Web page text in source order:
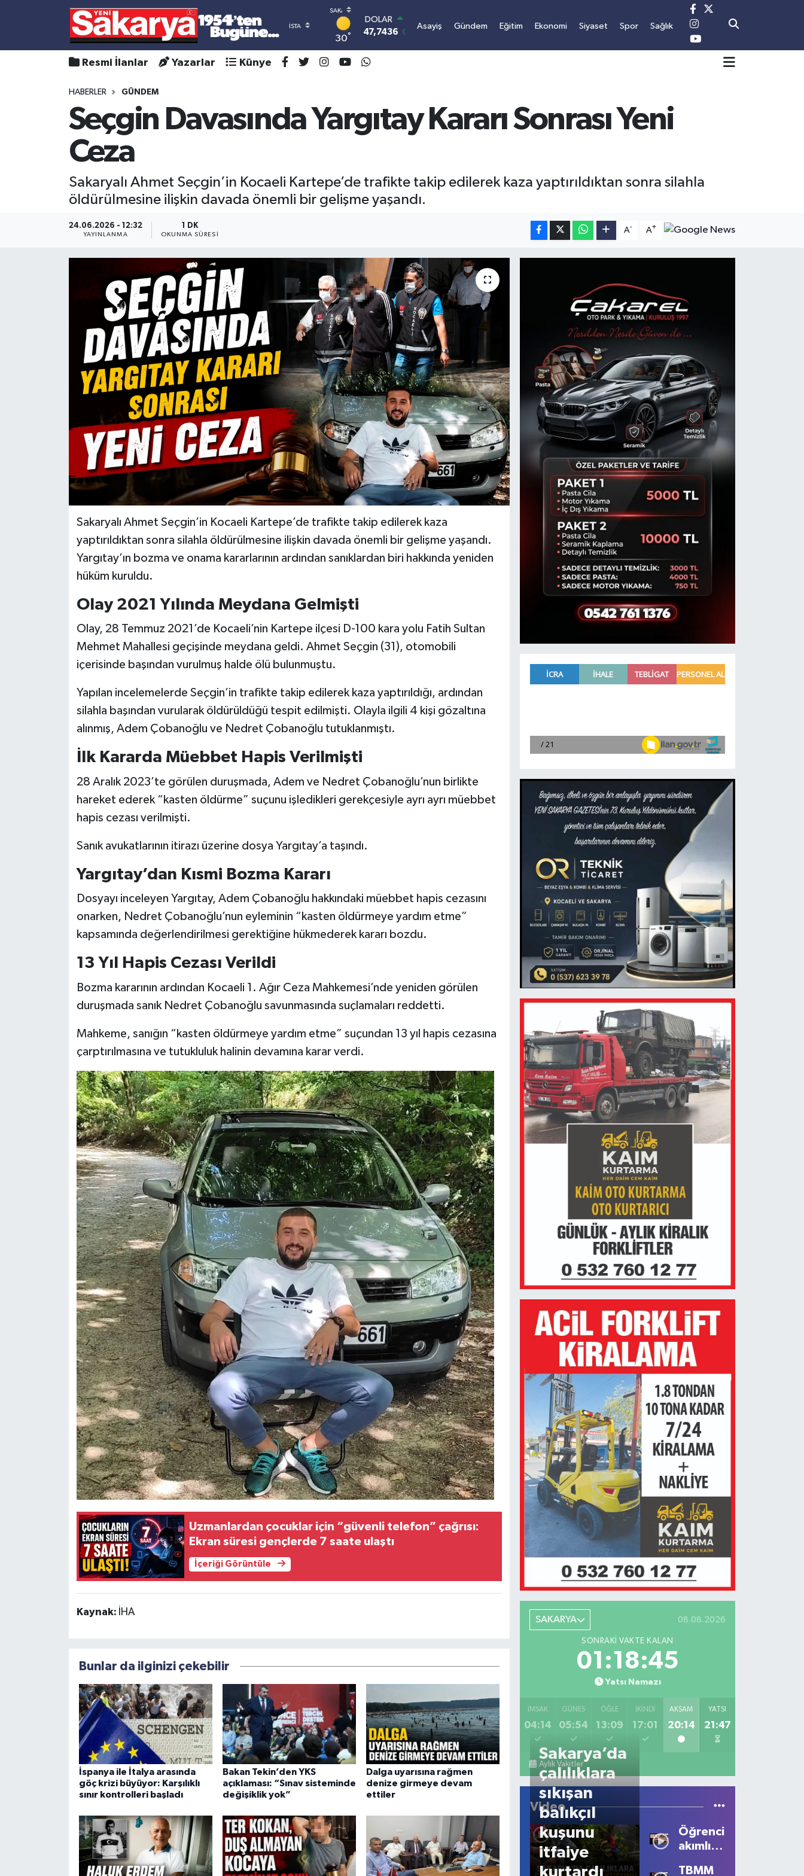
30°
DOLAR
47,7436 0.18
55,2510
6660.55
BİST100
13.779
-14
Asayiş Gündem Eğitim Ekonomi Siyaset Spor Sağlık
Resmi İlanlar Yazarlar Künye
HABERLER GÜNDEM
Seçgin Davasında Yargıtay Kararı Sonrası Yeni
Ceza
Sakaryalı Ahmet Seçgin’in Kocaeli Kartepe’de trafikte takip edilerek kaza yaptırıldıktan sonra silahla
öldürülmesine ilişkin davada önemli bir gelişme yaşandı.
24.06.2026 - 12:32
YAYINLANMA
1 DK
OKUNMA SÜRESI
A- A+
Sakaryalı Ahmet Seçgin’in Kocaeli Kartepe’de trafikte takip edilerek kaza
yaptırıldıktan sonra silahla öldürülmesine ilişkin davada önemli bir gelişme yaşandı.
Yargıtay’ın bozma ve onama kararlarının ardından sanıklardan biri hakkında yeniden
hüküm kuruldu.
Olay 2021 Yılında Meydana Gelmişti
Olay, 28 Temmuz 2021’de Kocaeli’nin Kartepe ilçesi D-100 kara yolu Fatih Sultan
Mehmet Mahallesi geçişinde meydana geldi. Ahmet Seçgin (31), otomobili
içerisinde başından vurulmuş halde ölü bulunmuştu.
Yapılan incelemelerde Seçgin’in trafikte takip edilerek kaza yaptırıldığı, ardından
silahla başından vurularak öldürüldüğü tespit edilmişti. Olayla ilgili 4 kişi gözaltına
alınmış, Adem Çobanoğlu ve Nedret Çobanoğlu tutuklanmıştı.
İlk Kararda Müebbet Hapis Verilmişti
28 Aralık 2023’te görülen duruşmada, Adem ve Nedret Çobanoğlu’nun birlikte
hareket ederek “kasten öldürme” suçunu işledikleri gerekçesiyle ayrı ayrı müebbet
hapis cezası verilmişti.
Sanık avukatlarının itirazı üzerine dosya Yargıtay’a taşındı.
Yargıtay’dan Kısmi Bozma Kararı
Dosyayı inceleyen Yargıtay, Adem Çobanoğlu hakkındaki müebbet hapis cezasını
onarken, Nedret Çobanoğlu’nun eyleminin “kasten öldürmeye yardım etme”
kapsamında değerlendirilmesi gerektiğine hükmederek kararı bozdu.
13 Yıl Hapis Cezası Verildi
Bozma kararının ardından Kocaeli 1. Ağır Ceza Mahkemesi’nde yeniden görülen
duruşmada sanık Nedret Çobanoğlu savunmasında suçlamaları reddetti.
Mahkeme, sanığın “kasten öldürmeye yardım etme” suçundan 13 yıl hapis cezasına
çarptırılmasına ve tutukluluk halinin devamına karar verdi.
Uzmanlardan çocuklar için “güvenli telefon” çağrısı:
Ekran süresi gençlerde 7 saate ulaştı
İçeriği Görüntüle
Kaynak: İHA
Bunlar da ilginizi çekebilir
İspanya ile İtalya arasında
göç krizi büyüyor: Karşılıklı
sınır kontrolleri başladı
Bakan Tekin’den YKS
açıklaması: “Sınav sisteminde
değişiklik yok”
Dalga uyarısına rağmen
denize girmeye devam
ettiler
SAKARYA 08.08.2026
SONRAKI VAKTE KALAN
01:18:45
Yatsı Namazı
İMSAK
04:14
GÜNEŞ
05:54
ÖĞLE
13:09
İKINDI
17:01
AKŞAM
20:14
YATSI
21:47
Aylık Vakitler
Video
Sakarya’da
çalılıklara
sıkışan
balıkçıl
kuşunu
itfaiye
kurtardı
Öğrencilerden
akımlı
TBMM